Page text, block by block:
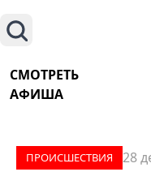
Поиск
СМОТРЕТЬ
АФИША
ПРОИCШЕСТВИЯ 28